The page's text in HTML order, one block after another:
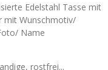
Edelstahl Tasse mit
mit Wunschmotiv/
Name
rostfrei...